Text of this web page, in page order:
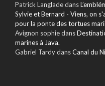
Patrick Langladedans
Sylvie et Bernard - Viens, on
pour la ponte des tortues
Avignon sophiedans
marines à Java.
Gabriel TardydansCanal du